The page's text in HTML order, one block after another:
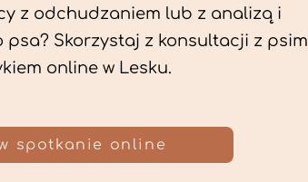
z odchudzaniem lub z analizą i
psa? Skorzystaj z konsultacji z psim
online w Lesku.
spotkanie online